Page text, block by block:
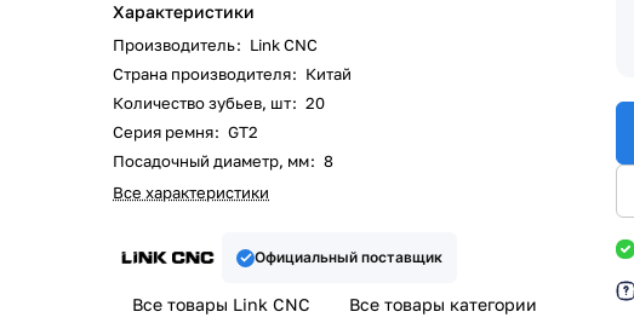
Характеристики
Производитель: Link CNC
Страна производителя: Китай
Количество зубьев, шт: 20
Серия ремня: GT2
Посадочный диаметр, мм: 8
Все характеристики
Официальный поставщик
Все товары Link CNC Все товары категории